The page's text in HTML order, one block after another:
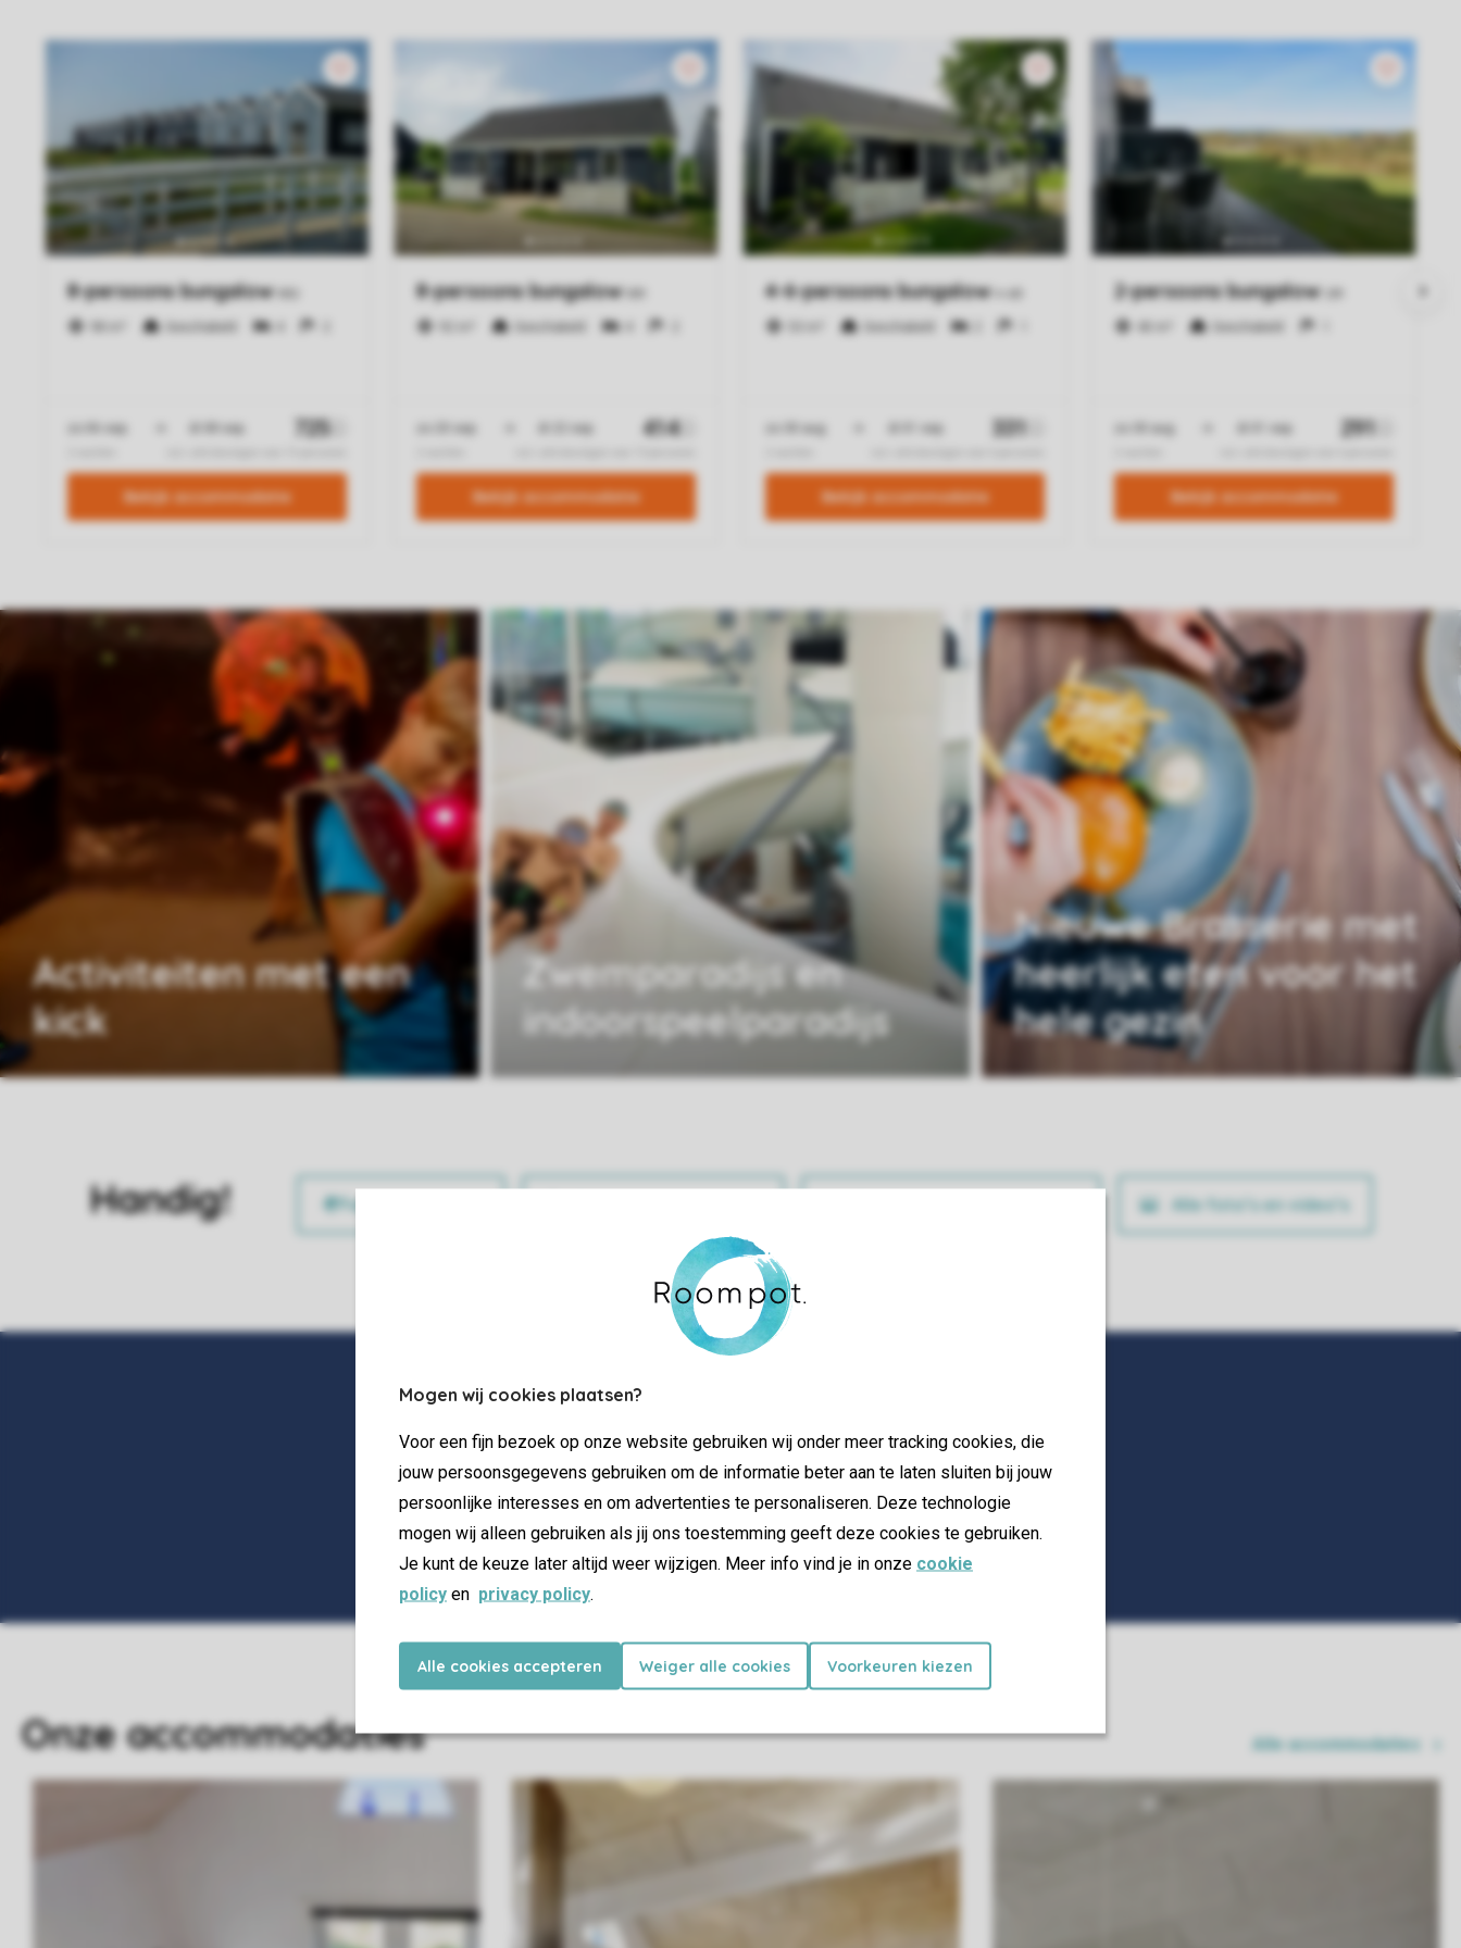
Mogen wij cookies plaatsen?
Voor een fijn bezoek op onze website gebruiken wij onder meer tracking cookies, die
jouw persoonsgegevens gebruiken om de informatie beter aan te laten sluiten bij jouw
persoonlijke interesses en om advertenties te personaliseren. Deze technologie
mogen wij alleen gebruiken als jij ons toestemming geeft deze cookies te gebruiken.
Je kunt de keuze later altijd weer wijzigen. Meer info vind je in onze cookie
policy en privacy policy.
Alle cookies accepteren Weiger alle cookies Voorkeuren kiezen
Activiteiten met een
kick
Zwemparadijs en
indoorspeelparadijs
Nieuwe Brasserie met
heerlijk eten voor het
hele gezin
Handig! Alle foto’s en video’s
Onze accommodaties Alle accommodaties